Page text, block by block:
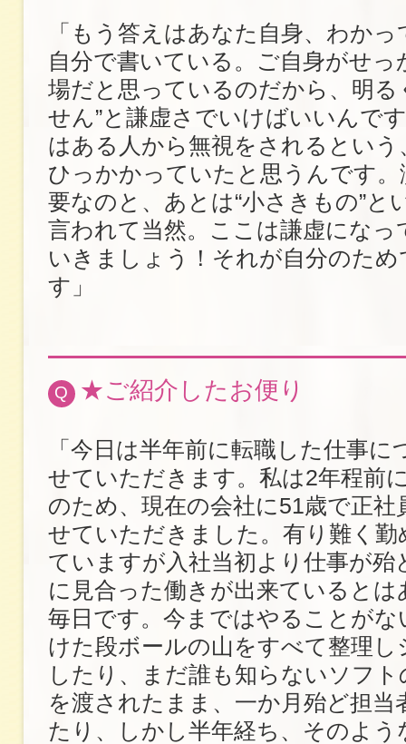
「もう答えはあなた自身、わか
自分で書いている。ご自身がせっ
場だと思っているのだから、明る
せん”と謙虚さでいけばいいんで
はある人から無視をされるとい
ひっかかっていたと思うんです
要なのと、あとは“小さきもの”と
言われて当然。ここは謙虚になっ
いきましょう！それが自分のた
す」
Q ★ご紹介したお便り
「今日は半年前に転職した仕事
せていただきます。私は2年程前
のため、現在の会社に51歳で正社
せていただきました。有り難く
ていますが入社当初より仕事が殆
に見合った働きが出来ていると
毎日です。今まではやることがな
けた段ボールの山をすべて整理し
したり、まだ誰も知らないソフト
を渡されたまま、一か月殆ど担当
たり、しかし半年経ち、そのよう